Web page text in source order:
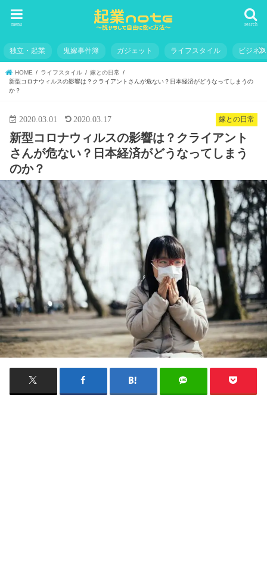
search
menu
独立・起業 鬼嫁事件簿 ガジェット ライフスタイル ビジネス
HOME ライフスタイル
嫁との日常
新型コロナウィルスの影響は？クライアントさんが危ない？日本経済がどうなってしまうの
か？
嫁との日常
2020.03.01 2020.03.17
新型コロナウィルスの影響は？クライアント
さんが危ない？日本経済がどうなってしまう
のか？